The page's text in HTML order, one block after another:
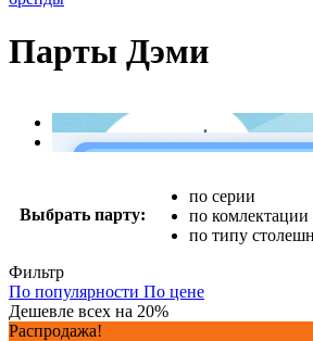
Парты Дэми
Выбрать парту:
по серии
по комлектации
по типу
Фильтр
По популярности По цене
Дешевле всех на 20%
Распродажа!